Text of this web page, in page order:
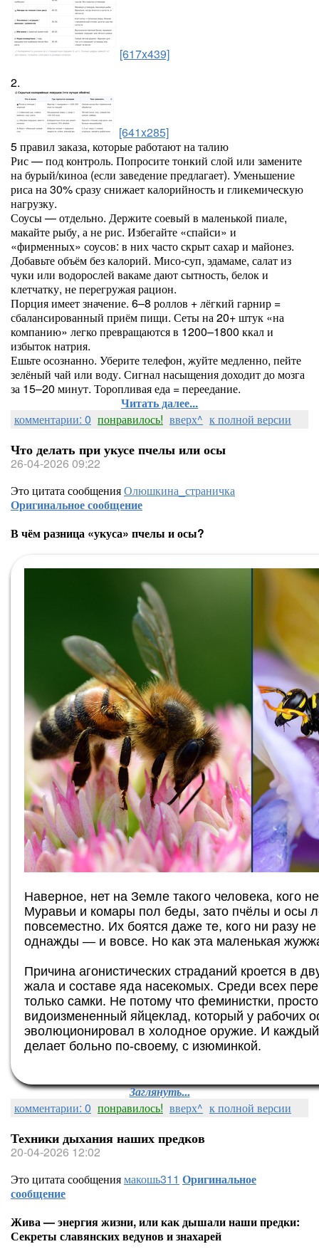
[617x439]
2.
[641x285]
5 правил заказа, которые работают на талию
Рис — под контроль. Попросите тонкий слой или замените
на бурый/киноа (если заведение предлагает). Уменьшение
риса на 30% сразу снижает калорийность и гликемическую
нагрузку.
Соусы — отдельно. Держите соевый в маленькой пиале,
макайте рыбу, а не рис. Избегайте «спайси» и
«фирменных» соусов: в них часто скрыт сахар и майонез.
Добавьте объём без калорий. Мисо-суп, эдамаме, салат из
чуки или водорослей вакаме дают сытность, белок и
клетчатку, не перегружая рацион.
Порция имеет значение. 6–8 роллов + лёгкий гарнир =
сбалансированный приём пищи. Сеты на 20+ штук «на
компанию» легко превращаются в 1200–1800 ккал и
избыток натрия.
Ешьте осознанно. Уберите телефон, жуйте медленно, пейте
зелёный чай или воду. Сигнал насыщения доходит до мозга
за 15–20 минут. Торопливая еда = переедание.
Читать далее...
комментарии: 0 понравилось! вверх^ к полной версии
Что делать при укусе пчелы или осы
26-04-2026 09:22
Это цитата сообщенияОлюшкина_страничка
Оригинальное сообщение
В чём разница «укуса» пчелы и осы?
Наверное, нет на Земле такого человека, кого
Муравьи и комары пол беды, зато пчёлы и осы
повсеместно. Их боятся даже те, кого ни разу
однажды — и вовсе. Но как эта маленькая
Причина агонистических страданий кроется в
жала и составе яда насекомых. Среди всех
только самки. Не потому что феминистки,
видоизмененный яйцеклад, который у рабочих
эволюционировал в холодное оружие. И каждый
делает больно по-своему, с изюминкой.
Заглянуть...
комментарии: 0 понравилось! вверх^ к полной версии
Техники дыхания наших предков
20-04-2026 12:02
Это цитата сообщениямакошь311 Оригинальное
сообщение
Жива — энергия жизни, или как дышали наши предки:
Секреты славянских ведунов и знахарей